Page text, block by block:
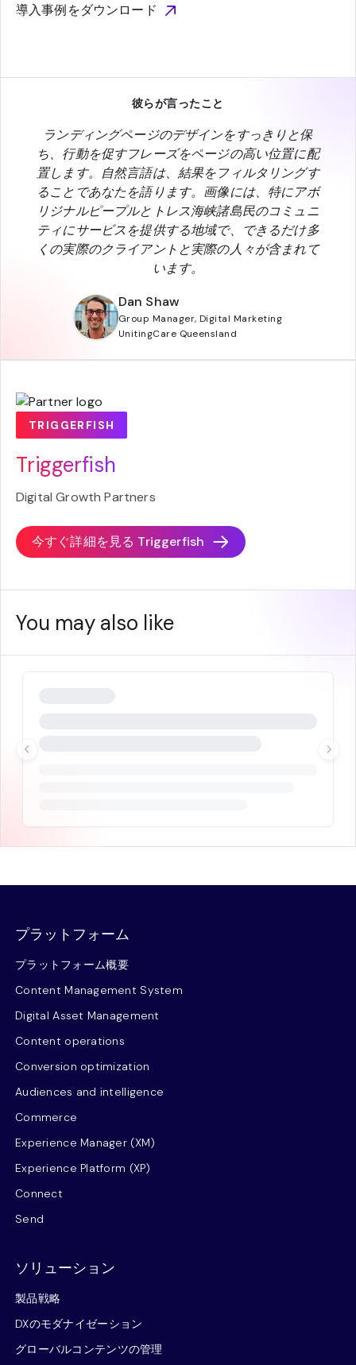
導入事例をダウンロード
彼らが言ったこと
ランディングページのデザインをすっきりと保
ち、行動を促すフレーズをページの高い位置に配
置します。自然言語は、結果をフィルタリングす
ることであなたを語ります。画像には、特にアボ
リジナルピープルとトレス海峡諸島民のコミュニ
ティにサービスを提供する地域で、できるだけ多
くの実際のクライアントと実際の人々が含まれて
います。
Dan Shaw
Group Manager, Digital Marketing
UnitingCare Queensland
TRIGGERFISH
Triggerfish
Digital Growth Partners
今すぐ詳細を見る Triggerfish
You may also like
プラットフォーム
プラットフォーム概要
Content Management System
Digital Asset Management
Content operations
Conversion optimization
Audiences and intelligence
Commerce
Experience Manager (XM)
Experience Platform (XP)
Connect
Send
ソリューション
製品戦略
DXのモダナイゼーション
グローバルコンテンツの管理